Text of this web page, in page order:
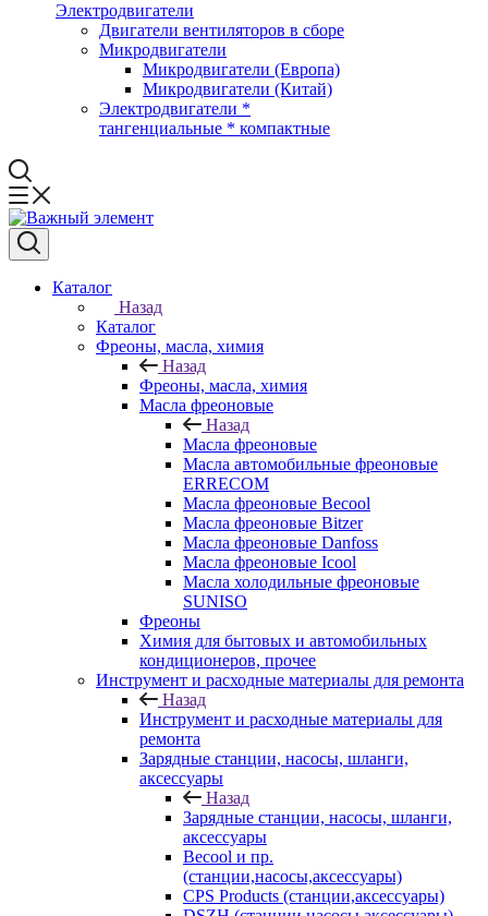
Электродвигатели
Двигатели вентиляторов в сборе
Микродвигатели
Микродвигатели (Европа)
Микродвигатели (Китай)
Электродвигатели *
тангенциальные * компактные
Каталог
Назад
Каталог
Фреоны, масла, химия
Назад
Фреоны, масла, химия
Масла фреоновые
Назад
Масла фреоновые
Масла автомобильные фреоновые
ERRECOM
Масла фреоновые Becool
Масла фреоновые Bitzer
Масла фреоновые Danfoss
Масла фреоновые Icool
Масла холодильные фреоновые
SUNISO
Фреоны
Химия для бытовых и автомобильных
кондиционеров, прочее
Инструмент и расходные материалы для ремонта
Назад
Инструмент и расходные материалы для
ремонта
Зарядные станции, насосы, шланги,
аксессуары
Назад
Зарядные станции, насосы, шланги,
аксессуары
Becool и пр.
(станции,насосы,аксессуары)
CPS Products (станции,аксессуары)